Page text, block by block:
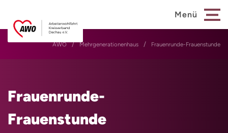
Menü
AWO Mehrgenerationenhaus Frauenrunde-Frauenstunde
Frauenrunde-
Frauenstunde